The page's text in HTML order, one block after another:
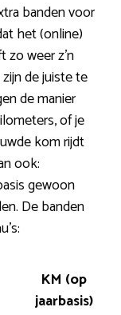
banden voor
het (online)
zo weer z’n
de juiste te
de manier
of je
kom rijdt
ook:
gewoon
De banden
KM (op
jaarbasis)